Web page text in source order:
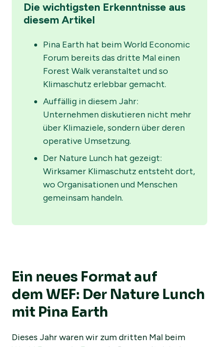
Die wichtigsten Erkenntnisse aus
diesem Artikel
Pina Earth hat beim World Economic
Forum bereits das dritte Mal einen
Forest Walk veranstaltet und so
Klimaschutz erlebbar gemacht.
Auffällig in diesem Jahr:
Unternehmen diskutieren nicht mehr
über Klimaziele, sondern über deren
operative Umsetzung.
Der Nature Lunch hat gezeigt:
Wirksamer Klimaschutz entsteht dort,
wo Organisationen und Menschen
gemeinsam handeln.
Ein neues Format auf
dem WEF: Der Nature Lunch
mit Pina Earth
Dieses Jahr waren wir zum dritten Mal beim